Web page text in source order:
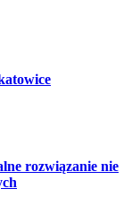
rozwiązanie nie